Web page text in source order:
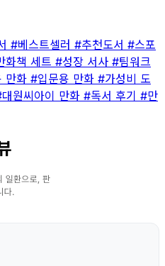
#베스트셀러 #추천도서 #스포
화책 세트 #성장 서사 #팀워크
만화 #입문용 만화 #가성비 도
원씨아이 만화 #독서 후기 #만